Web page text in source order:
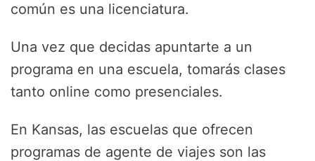
común es una licenciatura.
Una vez que decidas apuntarte a un
programa en una escuela, tomarás clases
tanto online como presenciales.
En Kansas, las escuelas que ofrecen
programas de agente de viajes son las